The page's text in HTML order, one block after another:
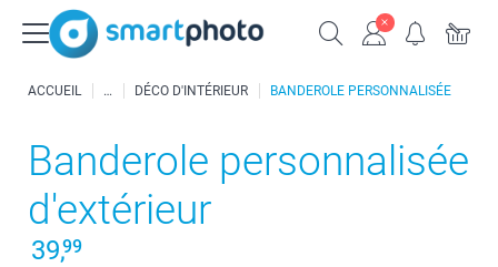
ACCUEIL DÉCO D'INTÉRIEUR BANDEROLE PERSONNALISÉE
Banderole personnalisée
d'extérieur
39,99